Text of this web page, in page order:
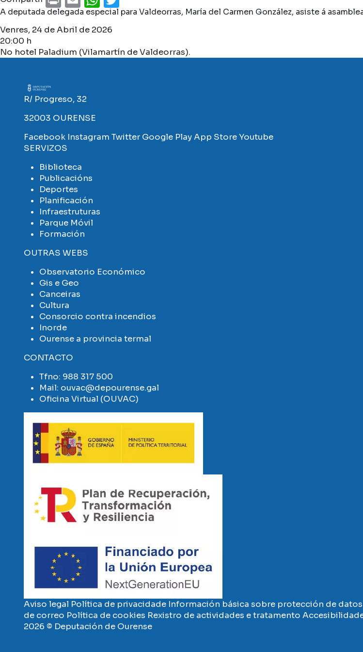
A deputada delegada especial para Valdeorras, María del Carmen González, asiste á
Venres, 24 de Abril de 2026
20:00 h
No hotel Paladium (Vilamartín de Valdeorras).
Imaxe
R/ Progreso, 32
32003 OURENSE
Facebook Instagram Twitter Google PlayApp StoreYoutube
SERVIZOS
Biblioteca
Publicacións
Deportes
Planificación
Infraestruturas
Parque Móvil
Formación
OUTRAS WEBS
Observatorio Económico
Gis e Geo
Canceiras
Cultura
Consorcio contra incendios
Inorde
Ourense a provincia termal
CONTACTO
Tfno: 988 317 500
Mail: ouvac@depourense.gal
Oficina Virtual (OUVAC)
Aviso legal Política de privacidade Información básica sobre protección de datos
de correo Política de cookies Rexistro de actividades e tratamento
2026 © Deputación de Ourense